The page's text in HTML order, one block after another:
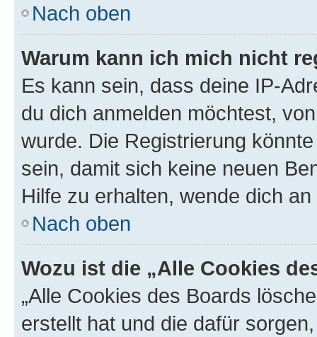
Nach oben
Warum kann ich mich nicht
Es kann sein, dass deine IP-
du dich anmelden möchtest,
wurde. Die Registrierung
sein, damit sich keine neuen
Hilfe zu erhalten, wende dich
Nach oben
Wozu ist die „Alle Cookies
„Alle Cookies des Boards
erstellt hat und die dafür